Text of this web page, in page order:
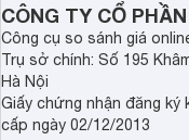
CÔNG TY CỔ
Công cụ so sánh giá
Trụ sở chính: Số 195
Hà Nội
Giấy chứng nhận đăng ký
cấp ngày 02/12/2013